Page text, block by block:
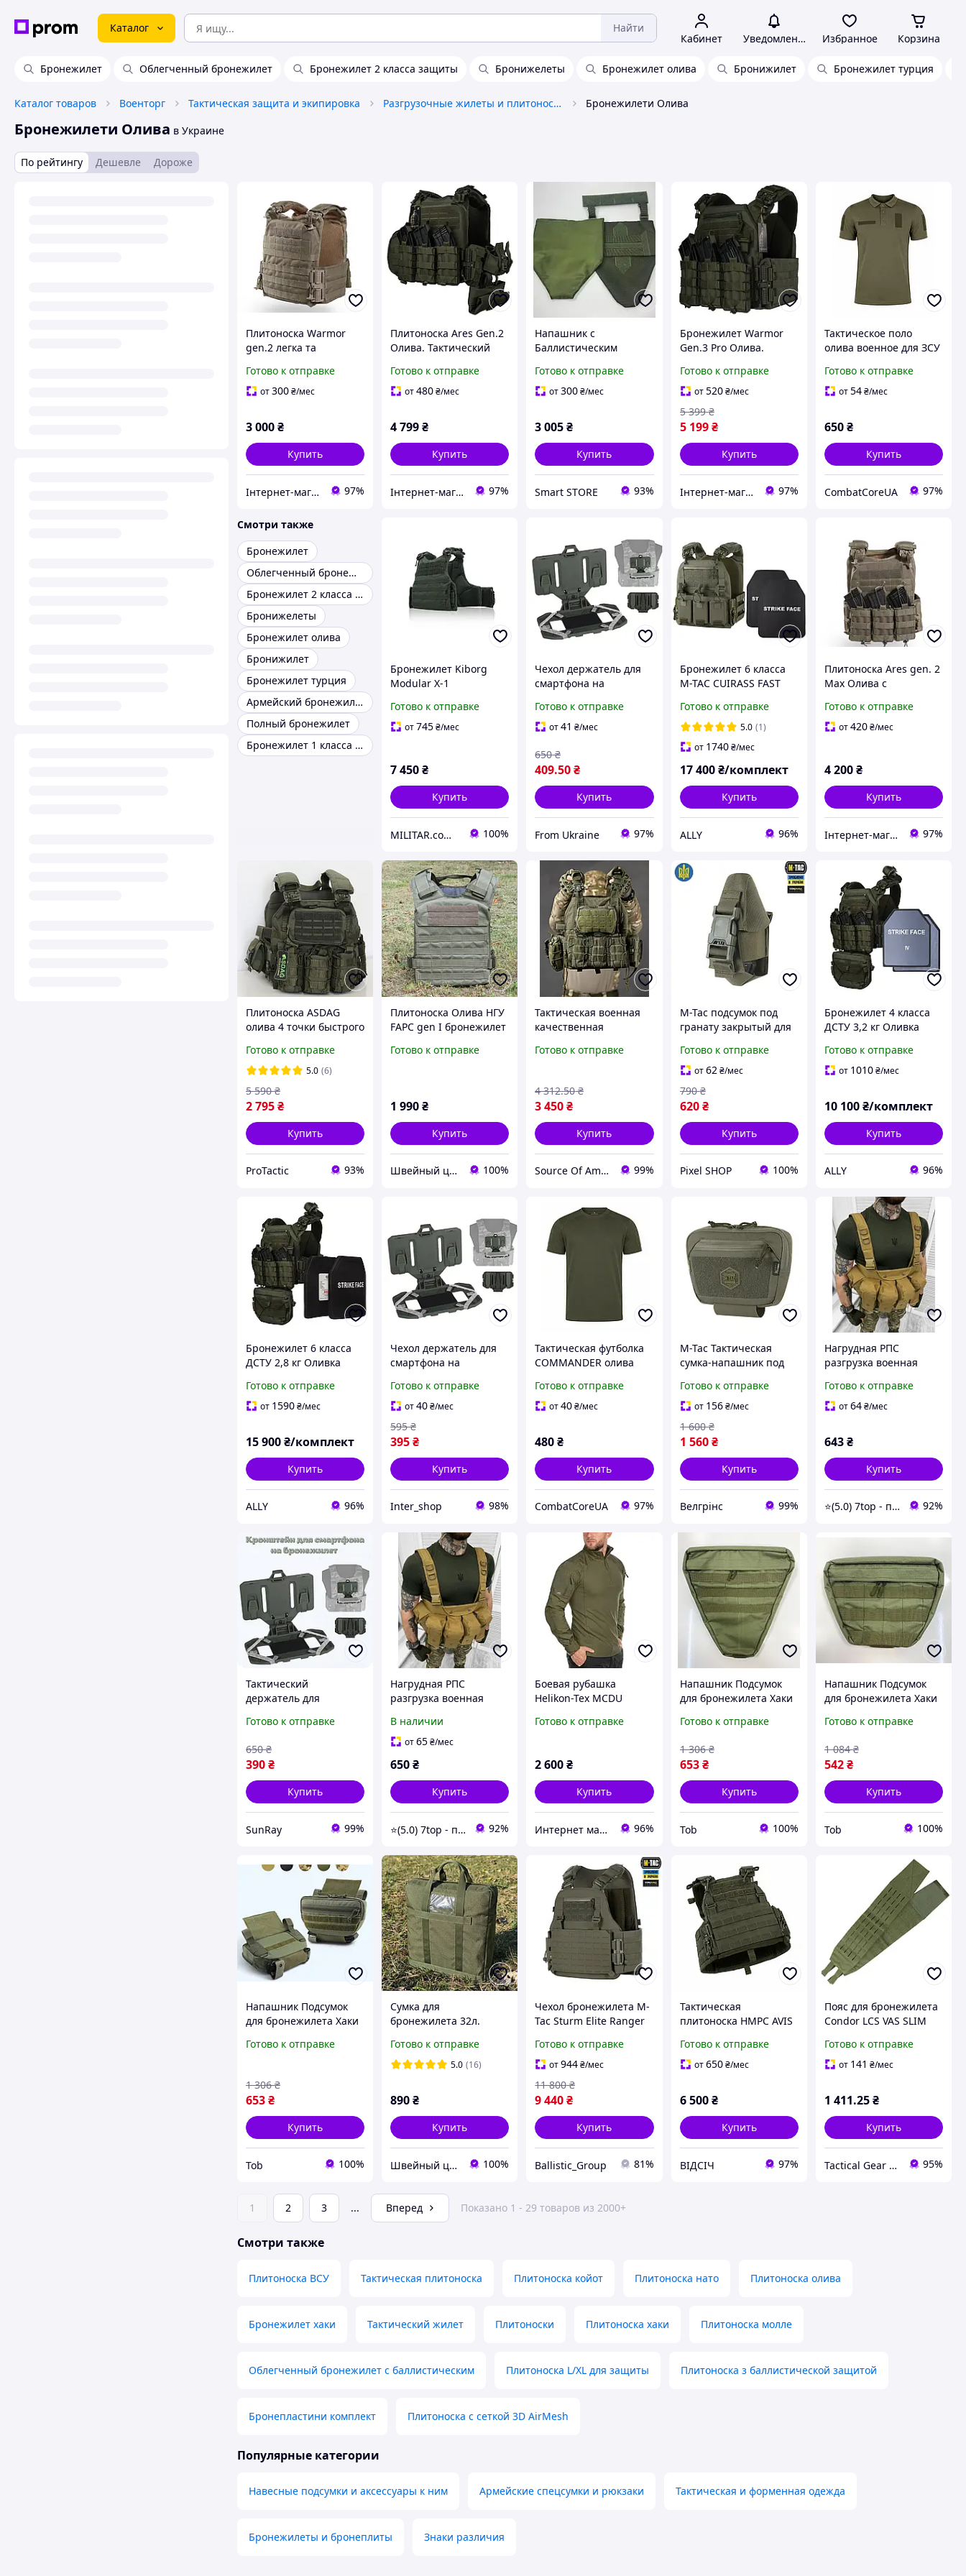
Каталог Найти
Кабинет Уведомления Избранное Корзина
Бронежилет Облегченный бронежилет Бронежилет 2 класса защиты Бронижелеты Бронежилет олива Бронижилет Бронежилет турция
Каталог товаров Военторг Тактическая защита и экипировка Разгрузочные жилеты и плитоноски без плит Бронежилети Олива
Бронежилети Олива в Украине
По рейтингу Дешевле Дороже
Плитоноска Warmor
gen.2 легка та
без плит)
Готово к отправке
от300₴/мес
3 000₴
Купить
Інтернет-магазин "Закупка онлайн" 97%
Плитоноска Ares Gen.2
Олива. Тактический
подсумками для армии
Готово к отправке
от480₴/мес
4 799₴
Купить
Інтернет-магазин "Закупка онлайн" 97%
Напашник с
Баллистическим
бронежилета Хаки
(Олива) Cordura 1000D
Готово к отправке
от300₴/мес
3 005₴
Купить
Smart STORE 93%
Бронежилет Warmor
Gen.3 Pro Олива.
с системой сброса и 3
подсумками ЗСУ
Готово к отправке
от520 ₴/мес
5 199 ₴
5 399 ₴
Купить
Інтернет-магазин "Закупка онлайн" 97%
Тактическое поло
олива военное для ЗСУ
липучками под
шевроны летнее, для
Готово к отправке
от54₴/мес
650₴
Купить
CombatCoreUA 97%
Смотри также
Бронежилет
Облегченный бронежилет
Бронежилет 2 класса защиты
Бронижелеты
Бронежилет олива
Бронижилет
Бронежилет турция
Армейский бронежилет
Полный бронежилет
Бронежилет 1 класса защиты
Бронежилет Kiborg
Modular X-1
защиты, Олива, M
Готово к отправке
от745₴/мес
7 450₴
Купить
MILITAR.com.ua 100%
Чехол держатель для
смартфона на
Плитоноску РПС
тактический откидной
Олива VE-33
Готово к отправке
от41 ₴/мес
409.50₴
650 ₴
Купить
From Ukraine 97%
Бронежилет 6 класса
M-TAC CUIRASS FAST
системой быстрого
сброса MOLLE + 6
подсумков
Готово к отправке
5.0 (1)
от 1740 ₴/мес
17 400 ₴/комплект
Купить
ALLY 96%
Плитоноска Ares gen. 2
Max Олива с
(плитоноска без плит)
Готово к отправке
от420₴/мес
4 200₴
Купить
Інтернет-магазин "Закупка онлайн" 97%
Плитоноска ASDAG
олива 4 точки быстрого
НГУ / Тактическая
плитоноска
Готово к отправке
5.0 (6)
2 795₴
5 590 ₴
Купить
ProTactic 93%
Плитоноска Олива НГУ
FAPC gen I бронежилет
броник тактический,
Готово к отправке
1 990₴
Купить
Швейный цех "Мультикам Юа" 100%
Тактическая военная
качественная
быстрого сброса с
армейский бронежилет
Готово к отправке
3 450₴
4 312.50 ₴
Купить
Source Of Ammunition 99%
M-Tac подсумок под
гранату закрытый для
Ф-1, Подсумок для
гранат на бронежилет
Готово к отправке
от62 ₴/мес
620 ₴
790 ₴
Купить
Pixel SHOP 100%
Бронежилет 4 класса
ДСТУ 3,2 кг Оливка
9 подсумков
Готово к отправке
от 1010₴/мес
10 100₴/комплект
Купить
ALLY 96%
Бронежилет 6 класса
ДСТУ 2,8 кг Оливка
9 подсумков
Готово к отправке
от 1590₴/мес
15 900₴/комплект
Купить
ALLY 96%
Чехол держатель для
смартфона на
Плитоноску РПС
тактический откидной
для военных ВСУ
Олива VE-33
Готово к отправке
от40₴/мес
395₴
595 ₴
Купить
Inter_shop 98%
Тактическая футболка
COMMANDER олива
Влаговодоотводящая
военная футболка для
бронежилет и
шевроны
Готово к отправке
от40₴/мес
480₴
Купить
CombatCoreUA 97%
M-Tac Тактическая
сумка-напашник под
Large Elite Gen.II
Универсальный
подсумок на
бронежилет
Готово к отправке
от 156 ₴/мес
1 560 ₴
1 600 ₴
Купить
Велгрінс 99%
Нагрудная РПС
разгрузка военная
бронежилет кайот
Готово к отправке
от64₴/мес
643₴
Купить
⭐️(5.0) 7top - перевірені топові товари та обслуговування 92%
Тактический
держатель для
бронежилет
Готово к отправке
390₴
650 ₴
Купить
SunRay 99%
Нагрудная РПС
разгрузка военная
бронежилет кайот
В наличии
от65₴/мес
650₴
Купить
⭐️(5.0) 7top - перевірені топові товари та обслуговування 92%
Боевая рубашка
Helikon-Tex MCDU
тактическая рубашка
Готово к отправке
2 600₴
Купить
Интернет магазин Tirlimboom 96%
Напашник Подсумок
для бронежилета Хаки
Готово к отправке
653 ₴
1 306 ₴
Купить
Tob 100%
Напашник Подсумок
для бронежилета Хаки
Готово к отправке
542₴
1 084 ₴
Купить
Tob 100%
Напашник Подсумок
для бронежилета Хаки
Готово к отправке
653₴
1 306 ₴
Купить
Tob 100%
Сумка для
бронежилета 32л.
транспортная, чехол
на плитоноску броник
СБУ ССО
Готово к отправке
5.0 (16)
890₴
Купить
Швейный цех "Мультикам Юа" 100%
Чехол бронежилета M-
Tac Sturm Elite Ranger
плитоноска из кордуры
с быстрым сбросом
олива
Готово к отправке
от944₴/мес
9 440₴
11 800 ₴
Купить
Ballistic_Group 81%
Тактическая
плитоноска HMPC AVIS
системой быстрого
сброса олива военный
плит
Готово к отправке
от650 ₴/мес
6 500 ₴
Купить
ВІДСІЧ 97%
Пояс для бронежилета
Condor LCS VAS SLIM
(2PCS/PACK) 221122
Large, Олива (Olive)
Готово к отправке
от 141 ₴/мес
1 411.25₴
Купить
Tactical Gear Ukraine 95%
1 2 3 ... Вперед Показано 1 - 29 товаров из 2000+
Смотри также
Плитоноска ВСУ Тактическая плитоноска Плитоноска койот Плитоноска нато Плитоноска олива
Бронежилет хаки Тактический жилет Плитоноски Плитоноска хаки Плитоноска молле
Облегченный бронежилет с баллистическим Плитоноска L/XL для защиты Плитоноска з баллистической защитой
Бронепластини комплект Плитоноска с сеткой 3D AirMesh
Популярные категории
Навесные подсумки и аксессуары к ним Армейские спецсумки и рюкзаки Тактическая и форменная одежда
Бронежилеты и бронеплиты Знаки различия